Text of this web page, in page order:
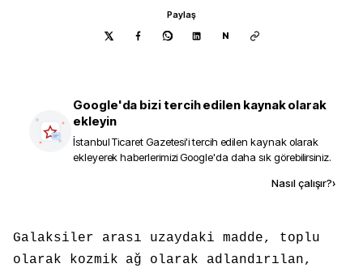
Paylaş
N
Google'da bizi tercih edilen kaynak olarak
ekleyin
İstanbul Ticaret Gazetesi'i tercih edilen kaynak olarak
ekleyerek haberlerimizi Google'da daha sık görebilirsiniz.
Nasıl çalışır?›
Galaksiler arası uzaydaki madde, toplu
olarak kozmik ağ olarak adlandırılan,